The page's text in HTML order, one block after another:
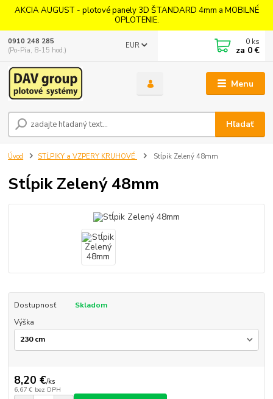
AKCIA AUGUST - plotové panely 3D ŠTANDARD 4mm a MOBILNÉ
OPLOTENIE.
Menu
EUR
Hľadať
0910 248 285
(Po-Pia, 8-15 hod.)
0 ks
za 0 €
Úvod STĹPIKY a VZPERY KRUHOVÉ Stĺpik Zelený 48mm
Stĺpik Zelený 48mm
Dostupnosť
Skladom
Výška
8,20 €/ks
6,67 € bez DPH